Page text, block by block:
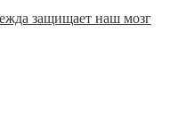
защищает наш мозг